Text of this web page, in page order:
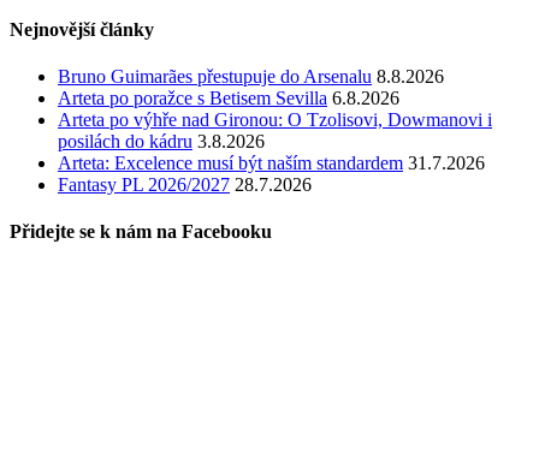
Nejnovější články
Bruno Guimarães přestupuje do Arsenalu 8.8.2026
Arteta po poražce s Betisem Sevilla 6.8.2026
Arteta po výhře nad Gironou: O Tzolisovi, Dowmanovi i
posilách do kádru 3.8.2026
Arteta: Excelence musí být naším standardem 31.7.2026
Fantasy PL 2026/2027 28.7.2026
Přidejte se k nám na Facebooku